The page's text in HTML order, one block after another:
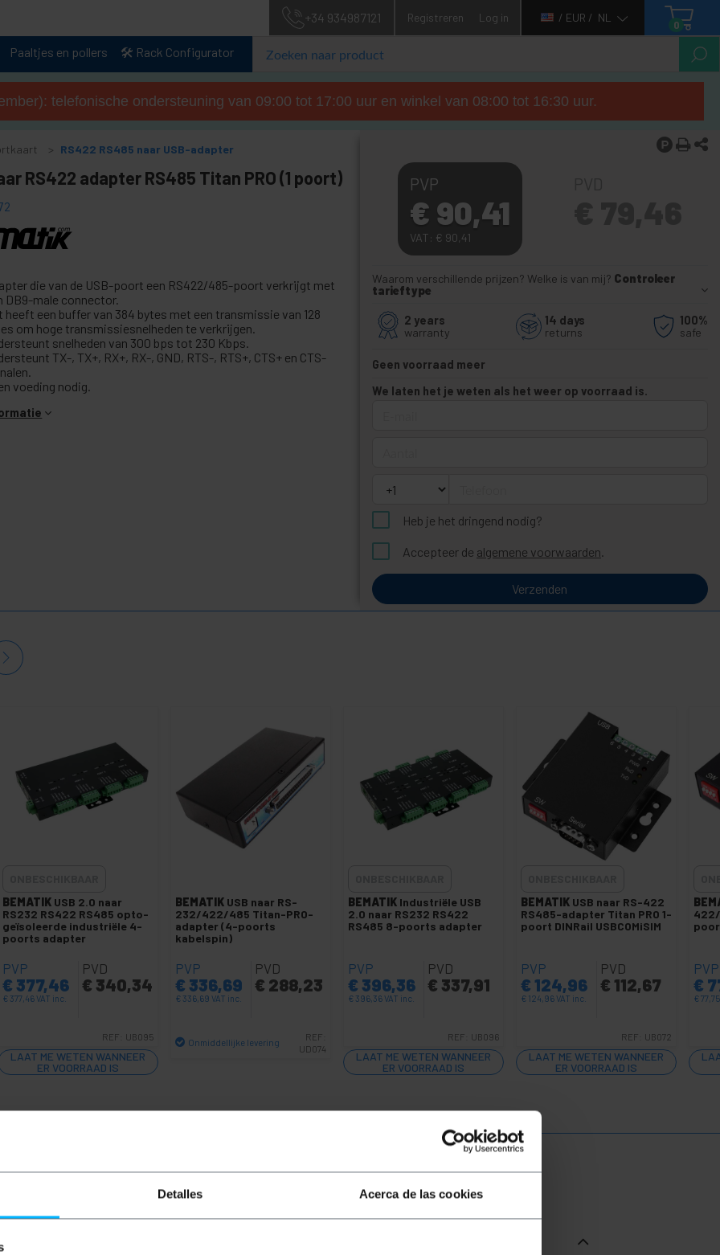
Detalles Acerca de las cookies
+34 934987121 Registreren Log in / EUR / NL
0
Paaltjes en pollers 🛠️ Rack Configurator
telefonische ondersteuning van 09:00 tot 17:00 uur en winkel van 08:00 tot 16:30 uur.
RS422 RS485 naar USB-adapter
RS422 adapter RS485 Titan PRO (1 poort)
die van de USB-poort een RS422/485-poort verkrijgt met
DB9-male connector.
heeft een buffer van 384 bytes met een transmissie van 128
om hoge transmissiesnelheden te verkrijgen.
snelheden van 300 bps tot 230 Kbps.
TX-, TX+, RX+, RX-, GND, RTS-, RTS+, CTS+ en CTS-
voeding nodig.
PVP
€ 90,41
VAT: € 90,41
Waarom verschillende prijzen? Welke is van mij? Controleer
tarieftype
2 years
warranty
14 days
returns
100%
safe
Geen voorraad meer
We laten het je weten als het weer op voorraad is.
Heb je het dringend nodig?
Accepteer de algemene voorwaarden.
Verzenden
BEMATIK USB 2.0 naar
RS232 RS422 RS485 opto-
geïsoleerde industriële 4-
poorts adapter
PVP
€ 377,46
€ 377,46VAT inc.
PVD
€ 340,34
REF: UB095
LAAT ME WETEN WANNEER
ER VOORRAAD IS
BEMATIK USB naar RS-
232/422/485 Titan-PRO-
adapter (4-poorts
kabelspin)
PVP
€ 336,69
€ 336,69 VAT inc.
PVD
€ 288,23
Onmiddellijke levering
REF:
UD074
BEMATIK Industriële USB
2.0 naar RS232 RS422
RS485 8-poorts adapter
PVP
€ 396,36
€ 396,36VAT inc.
PVD
€ 337,91
REF: UB096
LAAT ME WETEN WANNEER
ER VOORRAAD IS
BEMATIK USB naar RS-422
RS485-adapter Titan PRO 1-
poort DINRail USBCOMiSIM
PVP
€ 124,96
€ 124,96VAT inc.
PVD
€ 112,67
REF: UB072
LAAT ME WETEN WANNEER
ER VOORRAAD IS
PVP
€
€